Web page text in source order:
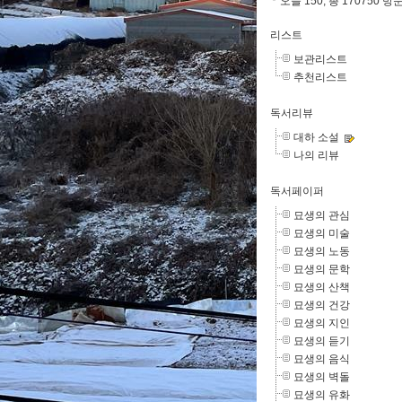
리스트
보관리스트
추천리스트
독서리뷰
대하 소설
나의 리뷰
독서페이퍼
묘생의 관심
묘생의 미술
묘생의 노동
묘생의 문학
묘생의 산책
묘생의 건강
묘생의 지인
묘생의 듣기
묘생의 음식
묘생의 벽돌
묘생의 유화